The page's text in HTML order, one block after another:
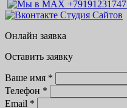
Онлайн заявка
Оставить заявку
Ваше имя *
Телефон *
Email *